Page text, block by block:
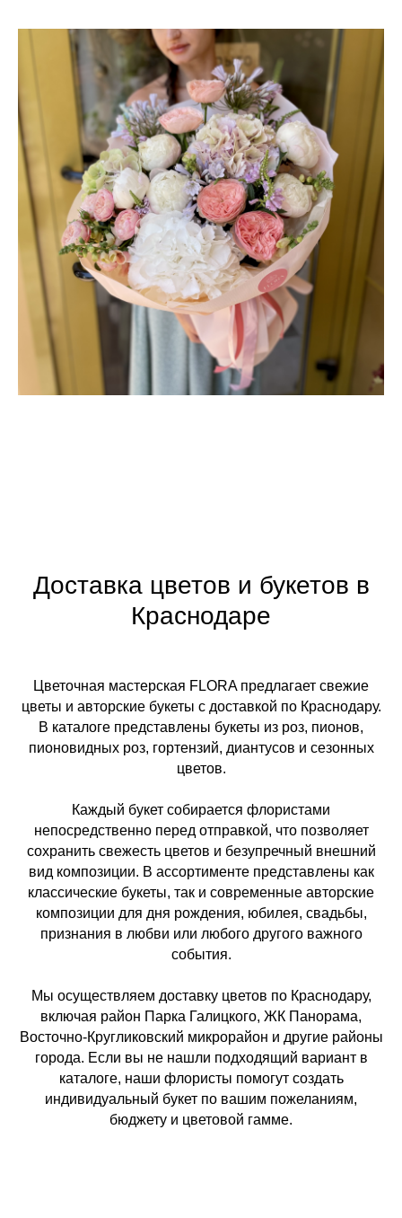
Доставка цветов и букетов в
Краснодаре
Цветочная мастерская FLORA предлагает свежие
цветы и авторские букеты с доставкой по Краснодару.
В каталоге представлены букеты из роз, пионов,
пионовидных роз, гортензий, диантусов и сезонных
цветов.
Каждый букет собирается флористами
непосредственно перед отправкой, что позволяет
сохранить свежесть цветов и безупречный внешний
вид композиции. В ассортименте представлены как
классические букеты, так и современные авторские
композиции для дня рождения, юбилея, свадьбы,
признания в любви или любого другого важного
события.
Мы осуществляем доставку цветов по Краснодару,
включая район Парка Галицкого, ЖК Панорама,
Восточно-Кругликовский микрорайон и другие районы
города. Если вы не нашли подходящий вариант в
каталоге, наши флористы помогут создать
индивидуальный букет по вашим пожеланиям,
бюджету и цветовой гамме.